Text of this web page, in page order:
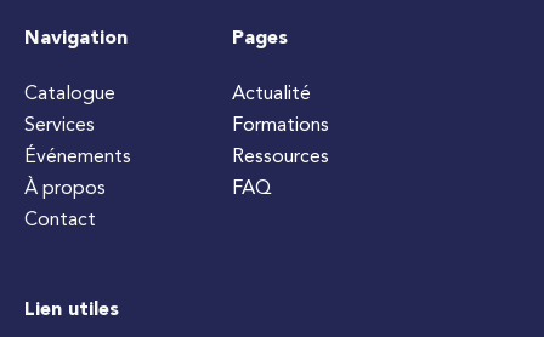
Navigation
Catalogue
Services
Événements
À propos
Contact
Pages
Actualité
Formations
Ressources
FAQ
Lien utiles